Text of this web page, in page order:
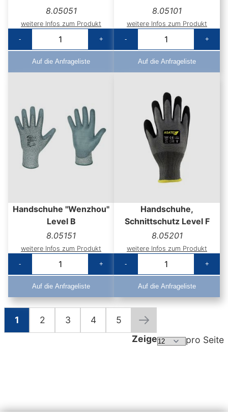
8.05051
weitere Infos zum Produkt
-
+
Auf die Anfrageliste
8.05101
weitere Infos zum Produkt
-
+
Auf die Anfrageliste
Handschuhe "Wenzhou"
Level B
8.05151
weitere Infos zum Produkt
-
+
Auf die Anfrageliste
Handschuhe,
Schnittschutz Level F
8.05201
weitere Infos zum Produkt
-
+
Auf die Anfrageliste
SeiteSie lesen gerade die Seite
1 Seite
2 Seite
3 Seite
4 Seite
5 Seite
Weiter
Zeige
pro Seite